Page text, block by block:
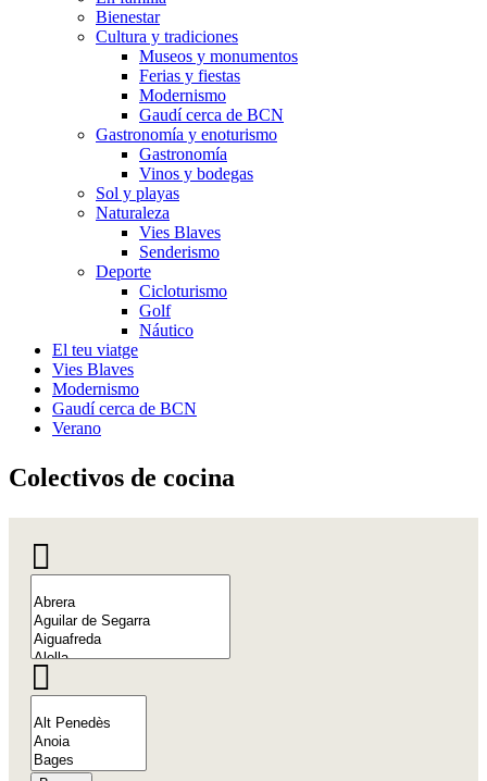
Bienestar
Cultura y tradiciones
Museos y monumentos
Ferias y fiestas
Modernismo
Gaudí cerca de BCN
Gastronomía y enoturismo
Gastronomía
Vinos y bodegas
Sol y playas
Naturaleza
Vies Blaves
Senderismo
Deporte
Cicloturismo
Golf
Náutico
El teu viatge
Vies Blaves
Modernismo
Gaudí cerca de BCN
Verano
Colectivos de cocina